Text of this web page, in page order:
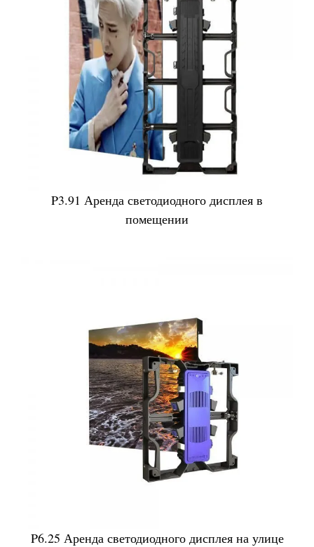
P3.91 Аренда светодиодного дисплея в
помещении
P6.25 Аренда светодиодного дисплея на улице